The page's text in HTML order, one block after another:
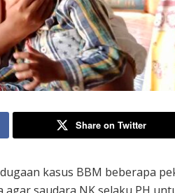
Share on Twitter
kasus BBM beberapa